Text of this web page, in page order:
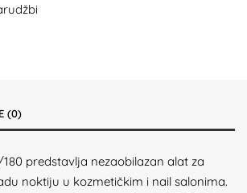
(0)
predstavlja nezaobilazan alat za
noktiju u kozmetičkim i nail salonima.